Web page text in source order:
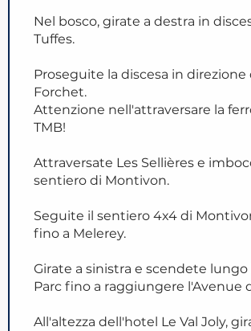
Nel bosco, girate a destra in
Tuffes.
Proseguite la discesa in
Forchet.
Attenzione nell'attraversare la
TMB!
Attraversate Les Sellières e
sentiero di Montivon.
Seguite il sentiero 4x4 di
fino a Melerey.
Girate a sinistra e scendete
Parc fino a raggiungere l'Avenue
All'altezza dell'hotel Le Val Joly,